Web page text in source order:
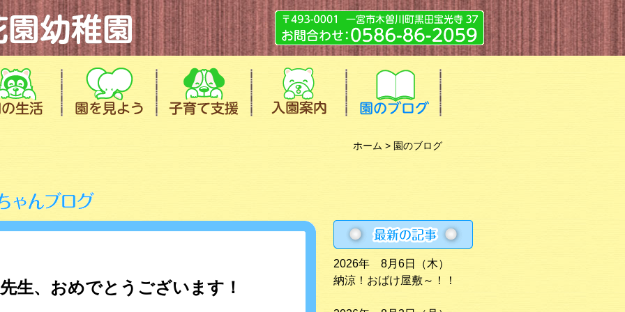
ホーム > 園のブログ
生、おめでとうございます！
2026年 8月6日（木）
納涼！おばけ屋敷～！！